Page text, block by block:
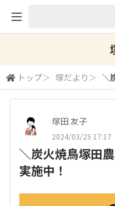
トップ＞ 塚だより ＞ ＼
塚田 友子
2024/03/25 17:17
＼炭火焼鳥塚田
実施中！